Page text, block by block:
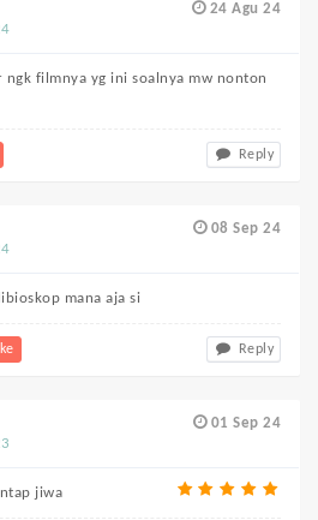
24 Agu 24
ngk filmnya yg ini soalnya mw nonton
Reply
08 Sep 24
mana aja si
Reply
01 Sep 24
jiwa